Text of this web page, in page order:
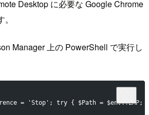
Desktop に必要な Google Chrome
Manager 上の PowerShell で実行し
= 'Stop'; try { $Path = $env:TEMP;